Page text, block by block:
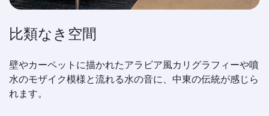
比類なき空間
壁やカーペットに描かれたアラビア風カリグラフィーや噴
水のモザイク模様と流れる水の音に、中東の伝統が感じら
れます。